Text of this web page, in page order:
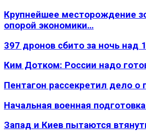
Крупнейшее месторождение
опорой экономики…
397 дронов сбито за ночь над
Ким Дотком: России надо
Пентагон рассекретил дело
Начальная военная
Запад и Киев пытаются